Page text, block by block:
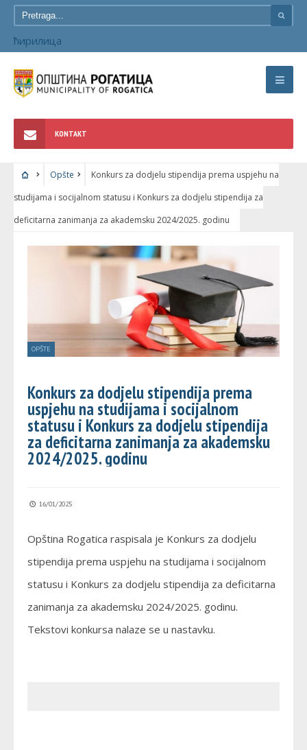
ћирилица
KONTAKT
Opšte
Konkurs za dodjelu stipendija prema uspjehu na
studijama i socijalnom statusu i Konkurs za dodjelu stipendija za
deficitarna zanimanja za akademsku 2024/2025. godinu
OPŠTE
Konkurs za dodjelu stipendija prema
uspjehu na studijama i socijalnom
statusu i Konkurs za dodjelu stipendija
za deficitarna zanimanja za akademsku
2024/2025. godinu
16/01/2025
Opština Rogatica raspisala je Konkurs za dodjelu
stipendija prema uspjehu na studijama i socijalnom
statusu i Konkurs za dodjelu stipendija za deficitarna
zanimanja za akademsku 2024/2025. godinu.
Tekstovi konkursa nalaze se u nastavku.